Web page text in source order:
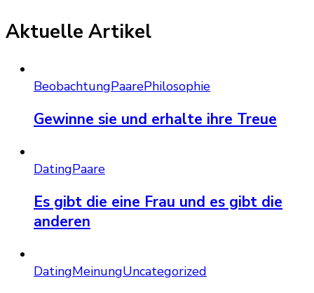
Aktuelle Artikel
BeobachtungPaarePhilosophie
Gewinne sie und erhalte ihre Treue
DatingPaare
Es gibt die eine Frau und es gibt die
anderen
DatingMeinungUncategorized